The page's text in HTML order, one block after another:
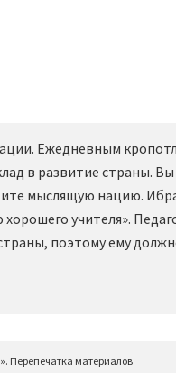
Ежедневным
в развитие страны. Вы
мыслящую нацию.
учителя».
поэтому ему
Перепечатка материалов